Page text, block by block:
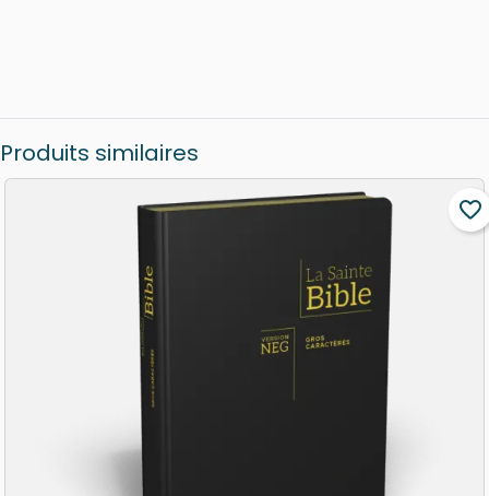
Produits similaires
favorite_border